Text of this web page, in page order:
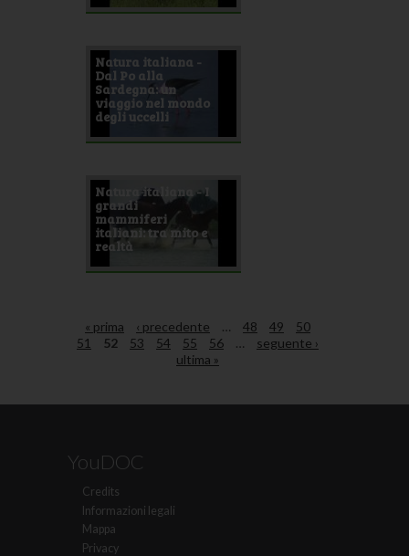
Natura italiana -
Dal Po alla
Sardegna: un
viaggio nel mondo
degli uccelli
Natura italiana - I
grandi
mammiferi
italiani: tra mito e
realtà
« prima ‹ precedente … 48 49
50
51
52 53 54 55 56 …
seguente ›
ultima »
YouDOC
Credits
Informazioni legali
Mappa
Privacy